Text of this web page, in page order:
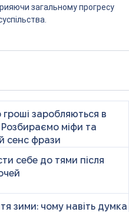
загальному прогресу
гроші заробляються в
Розбираємо міфи та
сенс фрази
себе до тями після
зими: чому навіть думка